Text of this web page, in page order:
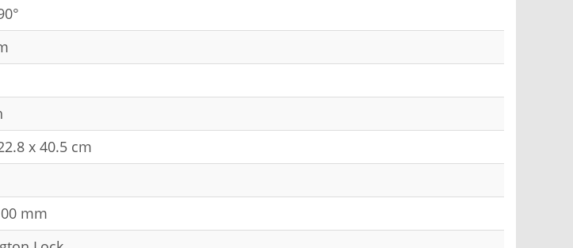
x 40.5 cm
mm